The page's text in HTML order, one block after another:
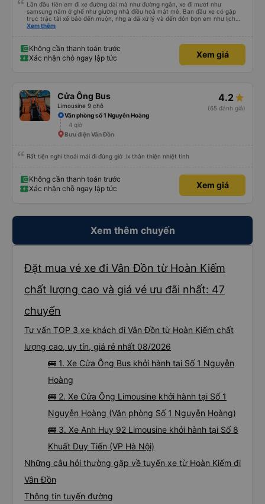
Lần đầu tiên em đi xe đường dài mà như đường ngắn, xe đi mướt như
samsung nằm ở ghế như giường nhà điều hoà mát mẻ. Ban đầu xe có gặp
trục trặc tài xế báo đến muộn, nhg a đã xử lý và đến đón bọn em như lịch
trên hệ thống. Anh tài xế Văn Sĩ quá vui tính và nhiệt tình, trời mưa gió đã
Xem thêm
Không cần thanh toán trước
Xác nhận chỗ ngay lập tức
Xem giá
Cửa Ông Bus
Limousine 9 chỗ
4.2
(65 đánh giá)
Văn phòng số 1 Nguyễn Hoàng
4 giờ
Bưu điện Vân Đồn
Rất tiện nghi thoải mái đi đúng giờ .lx thân thiện nhiệt tình
Không cần thanh toán trước
Xác nhận chỗ ngay lập tức
Xem giá
Xem thêm chuyến
Đặt mua vé xe đi Vân Đồn từ Hoàn Kiếm
chất lượng cao và giá vé ưu đãi nhất: 47
chuyến
Tư vấn TOP 3 xe khách đi Vân Đồn từ Hoàn Kiếm chất
lượng cao, uy tín, giá rẻ nhất 08/2026
🚌 1. Xe Cửa Ông Bus khởi hành tại Số 1 Nguyễn
Hoàng
🚌 2. Xe Cửa Ông Limousine khởi hành tại Số 1
Nguyễn Hoàng (Văn phòng Số 1 Nguyễn Hoàng)
🚌 3. Xe Anh Huy 92 Limousine khởi hành tại Số 8
Khuất Duy Tiến (VP Hà Nội)
Những câu hỏi thường gặp về tuyến xe từ Hoàn Kiếm đi
Vân Đồn
Thông tin tuyến đường